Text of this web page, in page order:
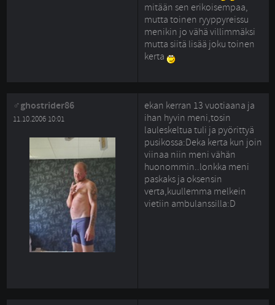
mitään sen erikoisempaa,
mutta toinen ryyppyreissu
menikin jo vähä villimmäksi
mutta siitä lisää joku toinen
kerta
ghostrider86
11.10.2006 10:01
ekan kerran 13 vuotiaana ja
ihan hyvin meni,tosin
lauleskeltua tuli ja pyörittyä
pusikossa:Deka kerta kun join
viinaa niin meni vähän
huonommin..lonkka meni
paskaks ja oksensin
verta,kuullemma melkein
vietiin ambulanssilla:D